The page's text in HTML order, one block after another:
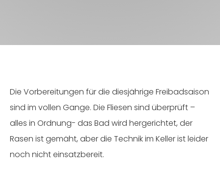
Die Vorbereitungen für die diesjährige Freibadsaison
sind im vollen Gange. Die Fliesen sind überprüft –
alles in Ordnung- das Bad wird hergerichtet, der
Rasen ist gemäht, aber die Technik im Keller ist leider
noch nicht einsatzbereit.